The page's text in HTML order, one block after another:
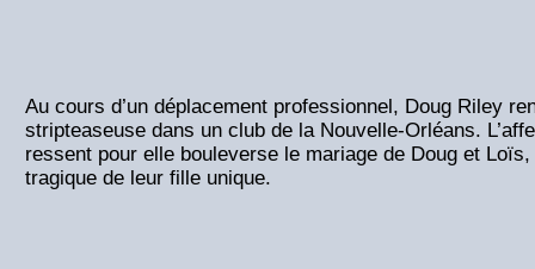
Au cours d’un déplacement professionnel, Doug Riley
stripteaseuse dans un club de la Nouvelle-Orléans.
ressent pour elle bouleverse le mariage de Doug et
tragique de leur fille unique.